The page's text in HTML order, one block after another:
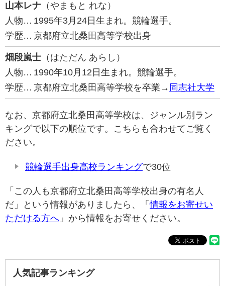
山本レナ （やまもと れな）
人物… 1995年3月24日生まれ。競輪選手。
学歴… 京都府立北桑田高等学校出身
畑段嵐士 （はただん あらし）
人物… 1990年10月12日生まれ。競輪選手。
学歴… 京都府立北桑田高等学校を卒業→ 同志社大学
なお、京都府立北桑田高等学校は、ジャンル別ラン
キングで以下の順位です。こちらも合わせてご覧く
ださい。
競輪選手出身高校ランキングで30位
「この人も京都府立北桑田高等学校出身の有名人
だ」という情報がありましたら、「情報をお寄せい
ただける方へ 」から情報をお寄せください。
人気記事ランキング